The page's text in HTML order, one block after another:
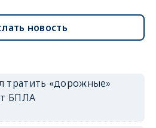
новость
тратить «дорожные»
БПЛА